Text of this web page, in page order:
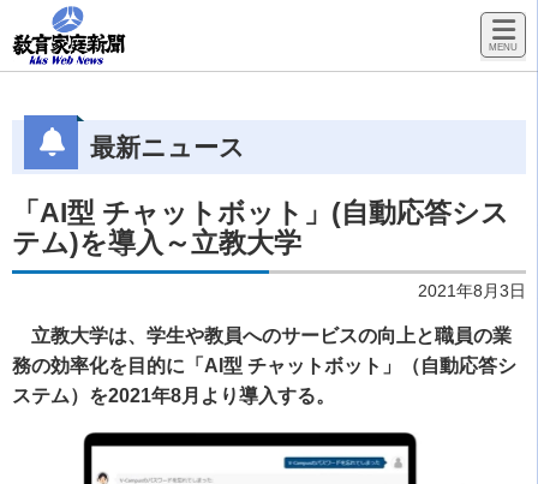
最新ニュース
「AI型 チャットボット」(自動応答シス
テム)を導入～立教大学
2021年8月3日
立教大学は、学生や教員へのサービスの向上と職員の業
務の効率化を目的に「AI型 チャットボット」（自動応答シ
ステム）を2021年8月より導入する。